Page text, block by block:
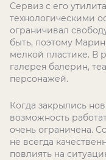
Сервиз с его
технологическими
ограничивал
быть, поэтому
мелкой пластике. В
галерея балерин,
персонажей.
Когда закрылись
возможность
очень ограничена.
не всегда
повлиять на